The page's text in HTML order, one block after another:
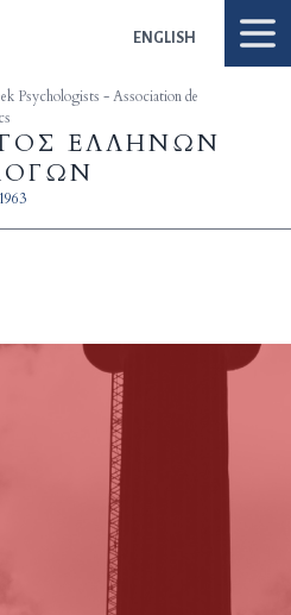
ENGLISH
Psychologists - Association de
ΕΛΛΗΝΩΝ